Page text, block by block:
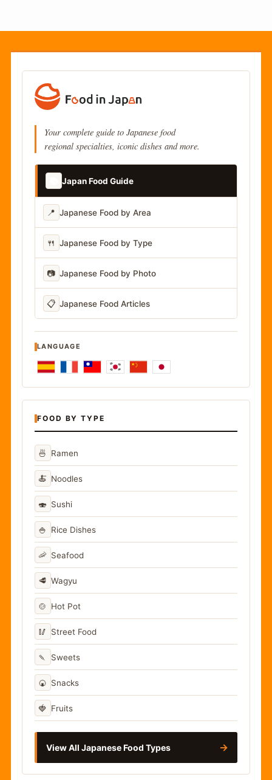
Your complete guide to Japanese food
regional specialties, iconic dishes and more.
Japan Food Guide
📍 Japanese Food by Area
🍴 Japanese Food by Type
📷 Japanese Food by Photo
📋 Japanese Food Articles
LANGUAGE
FOOD BY TYPE
🍜 Ramen
🍝 Noodles
🍣 Sushi
🍚 Rice Dishes
🦐 Seafood
🥩 Wagyu
🍲 Hot Pot
🥢 Street Food
🍡 Sweets
🍘 Snacks
🍓 Fruits
View All Japanese Food Types →